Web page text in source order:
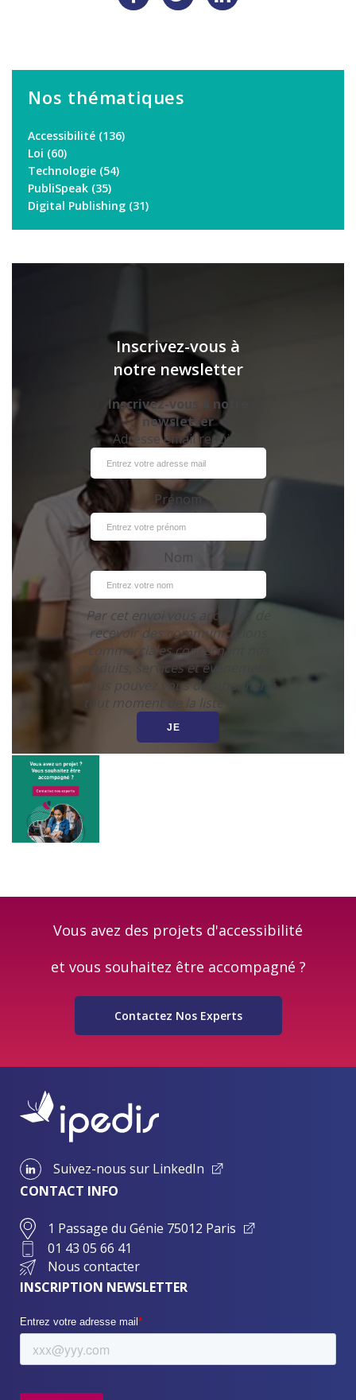
Nos thématiques
Accessibilité (136)
Loi (60)
Technologie (54)
PubliSpeak (35)
Digital Publishing (31)
Inscrivez-vous à
notre newsletter
Inscrivez-vous à notre
newsletter
Adresse email requise
Prénom
Nom
Par cet envoi vous acceptez de
recevoir des communications
commerciales concernant nos
produits, services et évènements.
Vous pouvez vous désabonner à
tout moment de la liste d'envoi.
Vous avez des projets d'accessibilité
et vous souhaitez être accompagné ?
Contactez Nos Experts
Suivez-nous sur LinkedIn
CONTACT INFO
1 Passage du Génie 75012 Paris
01 43 05 66 41
Nous contacter
INSCRIPTION NEWSLETTER